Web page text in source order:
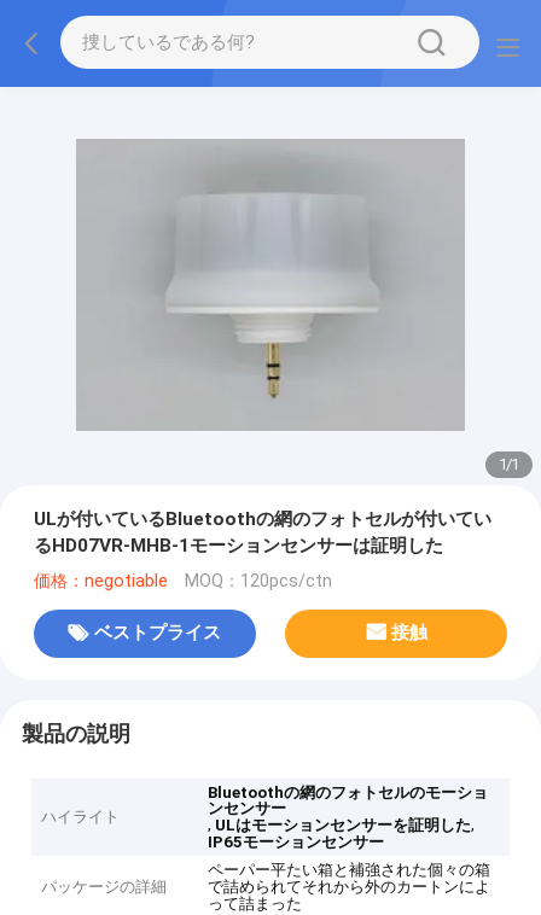
1/1
ULが付いているBluetoothの網のフォトセルが付いてい
るHD07VR-MHB-1モーションセンサーは証明した
価格：negotiable MOQ：120pcs/ctn
ベストプライス 接触
製品の説明
ハイライト
Bluetoothの網のフォトセルのモーショ
ンセンサー
, ULはモーションセンサーを証明した,
IP65モーションセンサー
パッケージの詳細
ペーパー平たい箱と補強された個々の箱
で詰められてそれから外のカートンによ
って詰まった